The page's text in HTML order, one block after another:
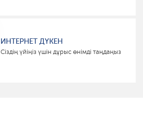
ИНТЕРНЕТ ДҮКЕН
Сіздің үйіңіз үшін дұрыс өнімді таңдаңыз